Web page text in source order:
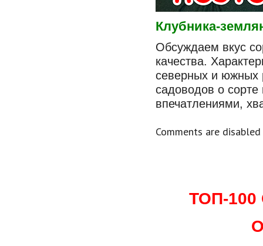
Клубника-
Обсуждаем вкус
качества.
северных и южных
садоводов о
впечатлениями,
Comments are disabled
ТОП-